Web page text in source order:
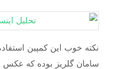
نکته خوب این کمپین
سامان گلریز بوده که عکس